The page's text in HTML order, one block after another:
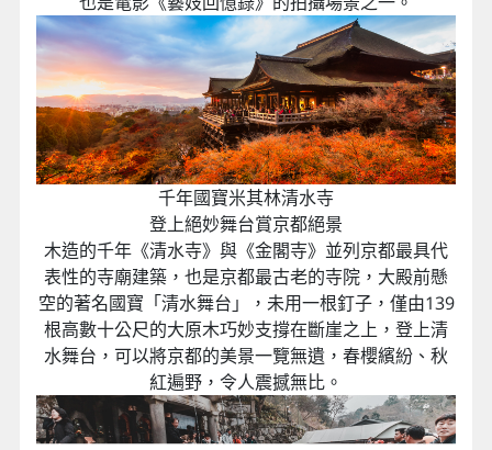
漫遊關西－嵯峨野竹林步道
參天竹林，颯爽幽靜
《嵯峨野》與《嵐山》間的「竹林步道」過去曾是貴
族們放鬆巡遊之地，是嵐山區最優美的散策路線。參
天的竹林綠意、涼風颯爽，每當微風吹拂，竹葉便沙
沙作響，入選「日本最值得保留的百種聲音」之一，
也是電影《藝妓回憶錄》的拍攝場景之一。